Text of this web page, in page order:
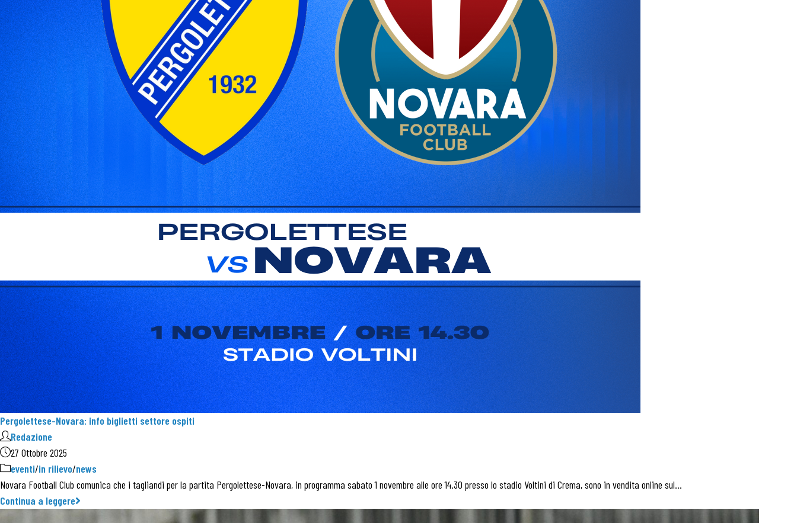
Pergolettese-Novara: info biglietti settore ospiti
Redazione
27 Ottobre 2025
eventi/in rilievo/news
Novara Football Club comunica che i tagliandi per la partita Pergolettese-Novara, in programma sabato 1 novembre alle ore 14.30 presso lo stadio Voltini di Crema, sono in vendita online sul…
Continua a leggere